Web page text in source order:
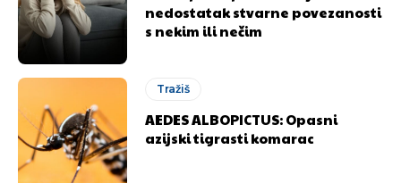
nedostatak stvarne povezanosti
s nekim ili nečim
Tražiš
AEDES ALBOPICTUS: Opasni
azijski tigrasti komarac